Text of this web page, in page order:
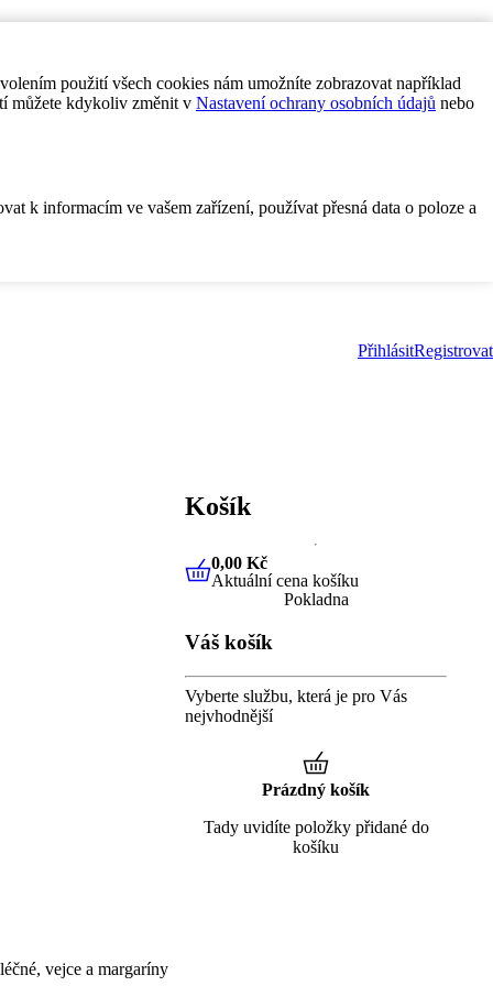
použití všech cookies nám umožníte zobrazovat například
můžete kdykoliv změnit v Nastavení ochrany osobních údajů nebo
k informacím ve vašem zařízení, používat přesná data o poloze a
PřihlásitRegistrovat
vejce a margaríny
Košík
0,00 KčAktuální cena košíku
0,00 Kč
Aktuální cena košíku
Pokladna
Váš košík
Vyberte službu, která je pro Vás
nejvhodnější
Prázdný košík
Tady uvidíte položky přidané do
košíku